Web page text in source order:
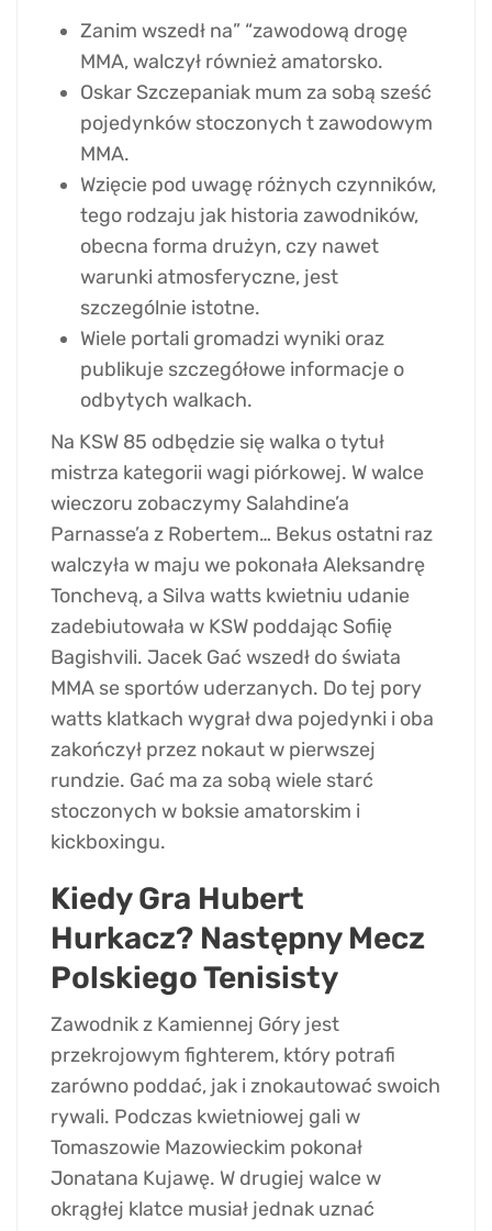
Zanim wszedł na” “zawodową drogę
MMA, walczył również amatorsko.
Oskar Szczepaniak mum za sobą sześć
pojedynków stoczonych t zawodowym
MMA.
Wzięcie pod uwagę różnych czynników,
tego rodzaju jak historia zawodników,
obecna forma drużyn, czy nawet
warunki atmosferyczne, jest
szczególnie istotne.
Wiele portali gromadzi wyniki oraz
publikuje szczegółowe informacje o
odbytych walkach.
Na KSW 85 odbędzie się walka o tytuł
mistrza kategorii wagi piórkowej. W walce
wieczoru zobaczymy Salahdine’a
Parnasse’a z Robertem… Bekus ostatni raz
walczyła w maju we pokonała Aleksandrę
Tonchevą, a Silva watts kwietniu udanie
zadebiutowała w KSW poddając Sofiię
Bagishvili. Jacek Gać wszedł do świata
MMA se sportów uderzanych. Do tej pory
watts klatkach wygrał dwa pojedynki i oba
zakończył przez nokaut w pierwszej
rundzie. Gać ma za sobą wiele starć
stoczonych w boksie amatorskim i
kickboxingu.
Kiedy Gra Hubert
Hurkacz? Następny Mecz
Polskiego Tenisisty
Zawodnik z Kamiennej Góry jest
przekrojowym fighterem, który potrafi
zarówno poddać, jak i znokautować swoich
rywali. Podczas kwietniowej gali w
Tomaszowie Mazowieckim pokonał
Jonatana Kujawę. W drugiej walce w
okrągłej klatce musiał jednak uznać